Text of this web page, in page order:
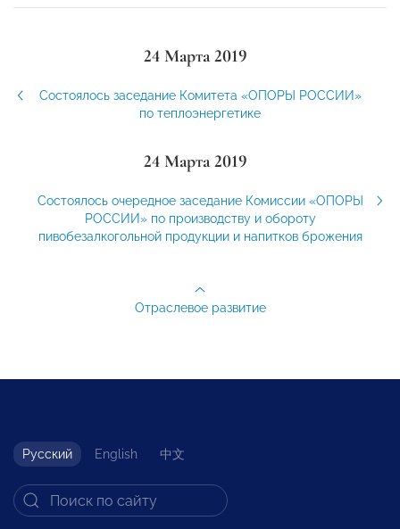
24 Марта 2019
Состоялось заседание Комитета «ОПОРЫ РОССИИ»
по теплоэнергетике
24 Марта 2019
Состоялось очередное заседание Комиссии «ОПОРЫ
РОССИИ» по производству и обороту
пивобезалкогольной продукции и напитков брожения
Отраслевое развитие
Русский English 中文